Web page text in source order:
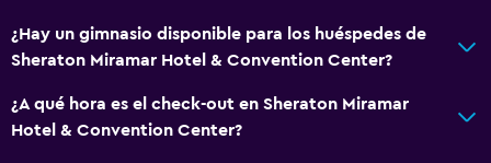
¿Hay un gimnasio disponible para los huéspedes de
Sheraton Miramar Hotel & Convention Center?
¿A qué hora es el check-out en Sheraton Miramar
Hotel & Convention Center?